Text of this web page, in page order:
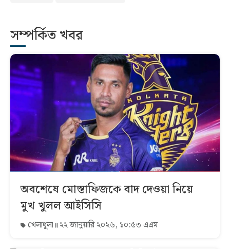
সম্পর্কিত খবর
অবশেষে মোস্তাফিজকে বাদ দেওয়া নিয়ে
মুখ খুলল আইসিসি
খেলাধুলা ২২ জানুয়ারি ২০২৬, ১০:৫৩ এএম